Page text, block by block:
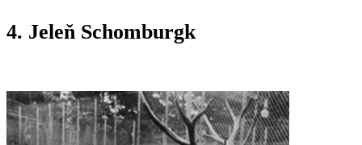
4. Jeleň Schomburgk